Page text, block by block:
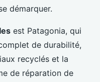
démarquer.
est Patagonia, qui
de durabilité,
recyclés et la
de réparation de